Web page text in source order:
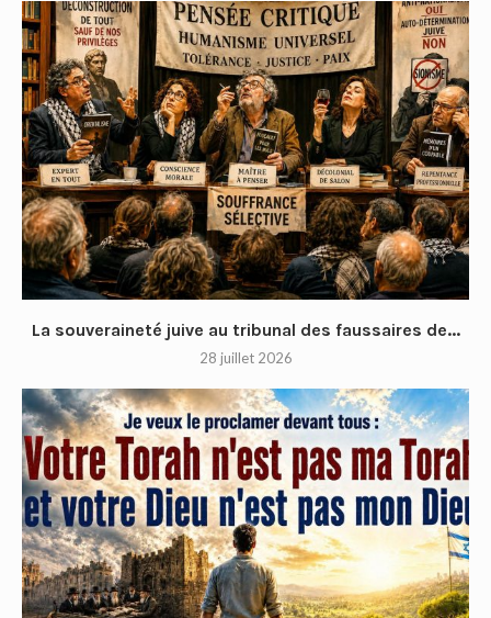
La souveraineté juive au tribunal des faussaires de...
28 juillet 2026